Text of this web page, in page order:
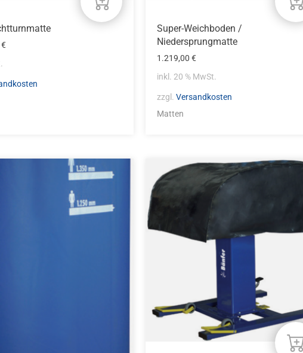
€
Super-Weichboden /
Niedersprungmatte
1.219,00€
inkl. 20 % MwSt.
zzgl.Versandkosten
Matten